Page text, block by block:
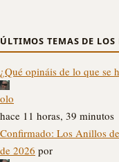
ÚLTIMOS TEMAS DE LOS
¿Qué opináis de lo que se
olo
hace 11 horas, 39 minutos
Confirmado: Los Anillos
de 2026 por